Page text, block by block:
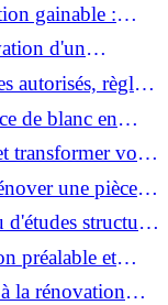
gainable :
d'un
autorisés, règles
de blanc en
transformer vos
une pièce
structure
?
préalable et
?
la rénovation